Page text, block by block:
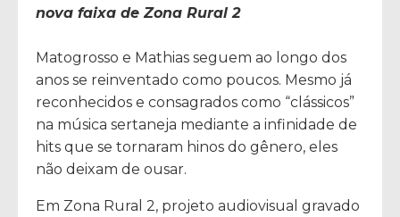
nova faixa de Zona Rural 2
Matogrosso e Mathias seguem ao longo dos
anos se reinventado como poucos. Mesmo já
reconhecidos e consagrados como “clássicos”
na música sertaneja mediante a infinidade de
hits que se tornaram hinos do gênero, eles
não deixam de ousar.
Em Zona Rural 2, projeto audiovisual gravado